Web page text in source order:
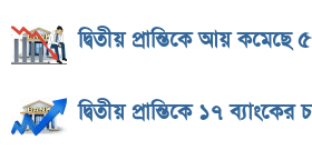
দ্বিতীয় প্রান্তিকে আয় কমেছে
দ্বিতীয় প্রান্তিকে ১৭ ব্যাংকের